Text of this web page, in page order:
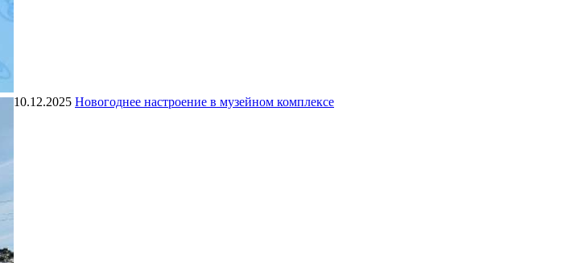
10.12.2025 Новогоднее настроение в музейном комплексе